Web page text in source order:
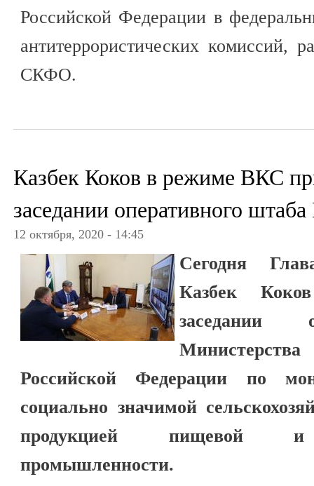
Российской Федерации в
антитеррористических комиссий,
СКФО.
Казбек Коков в режиме ВКС
заседании оперативного
12 октября, 2020 - 14:45
Сегодня
Казбек
заседании
Российской Федерации по
социально значимой
продукцией пищевой и
промышленности.